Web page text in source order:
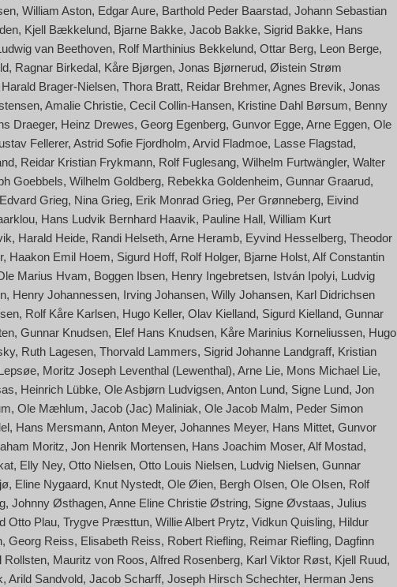
William Aston Edgar Aure Barthold Peder Baarstad Johann Sebastian
Kjell Bækkelund Bjarne Bakke Jacob Bakke Sigrid Bakke Hans
van Beethoven Rolf Marthinius Bekkelund Ottar Berg Leon Berge
Ragnar Birkedal Kåre Bjørgen Jonas Bjørnerud Øistein Strøm
Harald Brager-Nielsen Thora Bratt Reidar Brehmer Agnes Brevik Jonas
Amalie Christie Cecil Collin-Hansen Kristine Dahl Børsum Benny
Draeger Heinz Drewes Georg Egenberg Gunvor Egge Arne Eggen Ole
Fellerer Astrid Sofie Fjordholm Arvid Fladmoe Lasse Flagstad
Reidar Kristian Frykmann Rolf Fuglesang Wilhelm Furtwängler Walter
Goebbels Wilhelm Goldberg Rebekka Goldenheim Gunnar Graarud
Edvard Grieg Nina Grieg Erik Monrad Grieg Per Grønneberg Eivind
Hans Ludvik Bernhard Haavik Pauline Hall William Kurt
Harald Heide Randi Helseth Arne Heramb Eyvind Hesselberg Theodor
Haakon Emil Hoem Sigurd Hoff Rolf Holger Bjarne Holst Alf Constantin
Marius Hvam Boggen Ibsen Henry Ingebretsen István Ipolyi Ludvig
Henry Johannessen Irving Johansen Willy Johansen Karl Didrichsen
Rolf Kåre Karlsen Hugo Keller Olav Kielland Sigurd Kielland Gunnar
Gunnar Knudsen Elef Hans Knudsen Kåre Marinius Korneliussen Hugo
Ruth Lagesen Thorvald Lammers Sigrid Johanne Landgraff Kristian
Moritz Joseph Leventhal (Lewenthal) Arne Lie Mons Michael Lie
Heinrich Lübke Ole Asbjørn Ludvigsen Anton Lund Signe Lund Jon
Ole Mæhlum Jacob (Jac) Maliniak Ole Jacob Malm Peder Simon
Hans Mersmann Anton Meyer Johannes Meyer Hans Mittet Gunvor
Moritz Jon Henrik Mortensen Hans Joachim Moser Alf Mostad
Elly Ney Otto Nielsen Otto Louis Nielsen Ludvig Nielsen Gunnar
Eline Nygaard Knut Nystedt Ole Øien Bergh Olsen Ole Olsen Rolf
Johnny Østhagen Anne Eline Christie Østring Signe Øvstaas Julius
Otto Plau Trygve Præsttun Willie Albert Prytz Vidkun Quisling Hildur
Georg Reiss Elisabeth Reiss Robert Riefling Reimar Riefling Dagfinn
Rollsten Mauritz von Roos Alfred Rosenberg Karl Viktor Røst Kjell Ruud
Arild Sandvold Jacob Scharff Joseph Hirsch Schechter Herman Jens